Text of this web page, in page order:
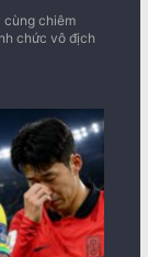
cùng chiêm
chức vô địch